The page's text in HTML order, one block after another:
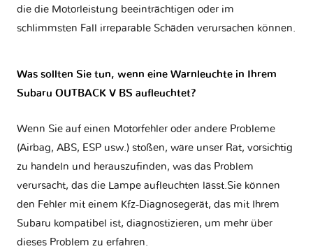
die die Motorleistung beeinträchtigen oder im
schlimmsten Fall irreparable Schäden verursachen können.
Was sollten Sie tun, wenn eine Warnleuchte in Ihrem
Subaru OUTBACK V BS aufleuchtet?
Wenn Sie auf einen Motorfehler oder andere Probleme
(Airbag, ABS, ESP usw.) stoßen, wäre unser Rat, vorsichtig
zu handeln und herauszufinden, was das Problem
verursacht, das die Lampe aufleuchten lässt.Sie können
den Fehler mit einem Kfz-Diagnosegerät, das mit Ihrem
Subaru kompatibel ist, diagnostizieren, um mehr über
dieses Problem zu erfahren.